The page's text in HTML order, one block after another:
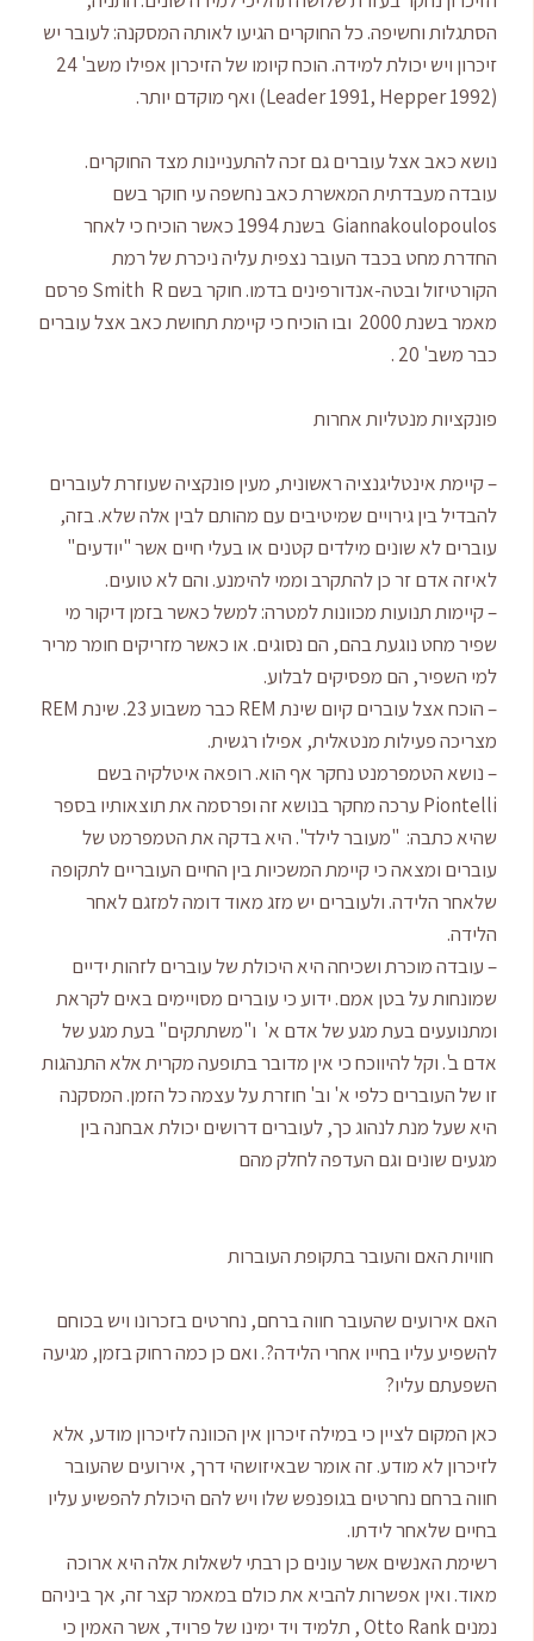
הסתגלות וחשיפה. כל החוקרים הגיעו לאותה המסקנה: לעובר יש
זיכרון ויש יכולת למידה. הוכח קיומו של הזיכרון אפילו משב' 24
(Leader 1991, Hepper 1992) ואף מוקדם יותר.
נושא כאב אצל עוברים גם זכה להתעניינות מצד החוקרים.
עובדה מעבדתית המאשרת כאב נחשפה עי חוקר בשם
Giannakoulopoulos בשנת 1994 כאשר הוכיח כי לאחר
החדרת מחט בכבד העובר נצפית עליה ניכרת של רמת
הקורטיזול ובטה-אנדורפינים בדמו. חוקר בשם Smith R פרסם
מאמר בשנת 2000 ובו הוכיח כי קיימת תחושת כאב אצל עוברים
כבר משב' 20 .
פונקציות מנטליות אחרות
– קיימת אינטליגנציה ראשונית, מעין פונקציה שעוזרת לעוברים
להבדיל בין גירויים שמיטיבים עם מהותם לבין אלה שלא. בזה,
עוברים לא שונים מילדים קטנים או בעלי חיים אשר "יודעים"
לאיזה אדם זר כן להתקרב וממי להימנע. והם לא טועים.
– קיימות תנועות מכוונות למטרה: למשל כאשר בזמן דיקור מי
שפיר מחט נוגעת בהם, הם נסוגים. או כאשר מזריקים חומר מריר
למי השפיר, הם מפסיקים לבלוע.
– הוכח אצל עוברים קיום שינת REM כבר משבוע 23. שינת REM
מצריכה פעילות מנטאלית, אפילו רגשית.
– נושא הטמפרמנט נחקר אף הוא. רופאה איטלקיה בשם
Piontelli ערכה מחקר בנושא זה ופרסמה את תוצאותיו בספר
שהיא כתבה: "מעובר לילד". היא בדקה את הטמפרמט של
עוברים ומצאה כי קיימת המשכיות בין החיים העובריים לתקופה
שלאחר הלידה. ולעוברים יש מזג מאוד דומה למזגם לאחר
הלידה.
– עובדה מוכרת ושכיחה היא היכולת של עוברים לזהות ידיים
שמונחות על בטן אמם. ידוע כי עוברים מסויימים באים לקראת
ומתנועעים בעת מגע של אדם א' ו"משתתקים" בעת מגע של
אדם ב'. וקל להיווכח כי אין מדובר בתופעה מקרית אלא התנהגות
זו של העוברים כלפי א' וב' חוזרת על עצמה כל הזמן. המסקנה
היא שעל מנת לנהוג כך, לעוברים דרושים יכולת אבחנה בין
מגעים שונים וגם העדפה לחלק מהם
חוויות האם והעובר בתקופת העוברות
האם אירועים שהעובר חווה ברחם, נחרטים בזכרונו ויש בכוחם
להשפיע עליו בחייו אחרי הלידה?. ואם כן כמה רחוק בזמן, מגיעה
השפעתם עליו?
כאן המקום לציין כי במילה זיכרון אין הכוונה לזיכרון מודע, אלא
לזיכרון לא מודע. זה אומר שבאיזושהי דרך, אירועים שהעובר
חווה ברחם נחרטים בגופנפש שלו ויש להם היכולת להפשיע עליו
בחיים שלאחר לידתו.
רשימת האנשים אשר עונים כן רבתי לשאלות אלה היא ארוכה
מאוד. ואין אפשרות להביא את כולם במאמר קצר זה, אך ביניהם
נמנים Otto Rank , תלמיד ויד ימינו של פרויד, אשר האמין כי